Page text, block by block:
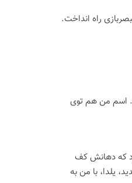
راه انداخت.
اسم من هم توی
که دهانش کف
یلدا، با من به